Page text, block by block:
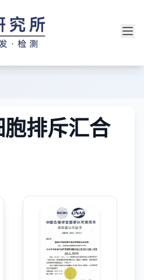
排斥汇合